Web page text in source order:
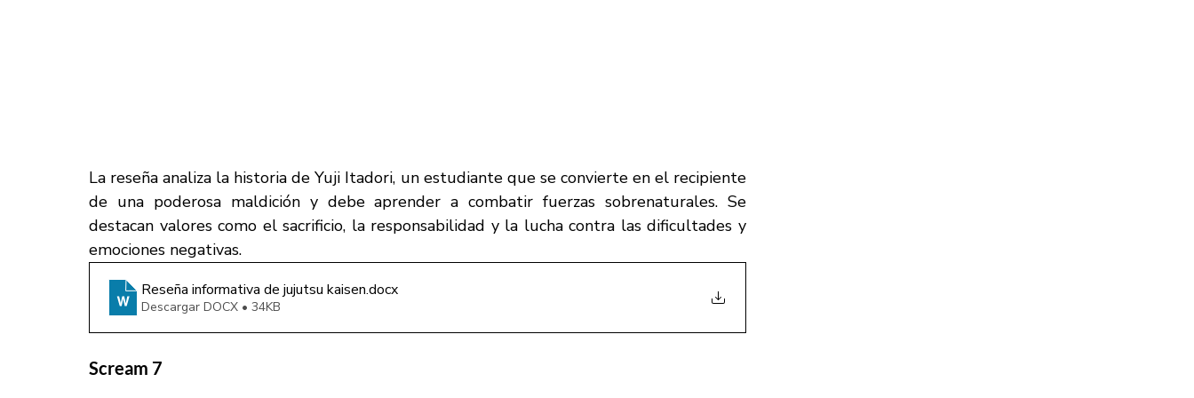
La reseña analiza la historia de Yuji Itadori, un estudiante que se convierte en el recipiente
de una poderosa maldición y debe aprender a combatir fuerzas sobrenaturales. Se
destacan valores como el sacrificio, la responsabilidad y la lucha contra las dificultades y
emociones negativas.
Reseña informativa de jujutsu kaisen.docx
Descargar DOCX • 34KB
Scream 7